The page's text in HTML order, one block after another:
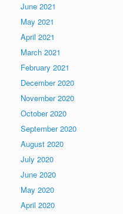
June 2021
May 2021
April 2021
March 2021
February 2021
December 2020
November 2020
October 2020
September 2020
August 2020
July 2020
June 2020
May 2020
April 2020